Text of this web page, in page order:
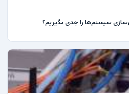
سیستم‌ها را جدی بگیریم؟